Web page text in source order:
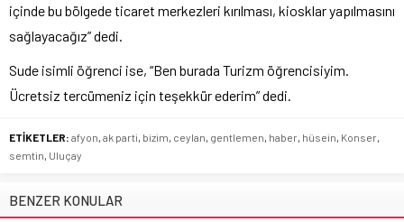
içinde bu bölgede ticaret merkezleri kırılması, kiosklar yapılmasını
sağlayacağız” dedi.
Sude isimli öğrenci ise, “Ben burada Turizm öğrencisiyim.
Ücretsiz tercümeniz için teşekkür ederim” dedi.
ETİKETLER: afyon ak parti bizim ceylan gentlemen haber hüsein Konser
semtin Uluçay
BENZER KONULAR